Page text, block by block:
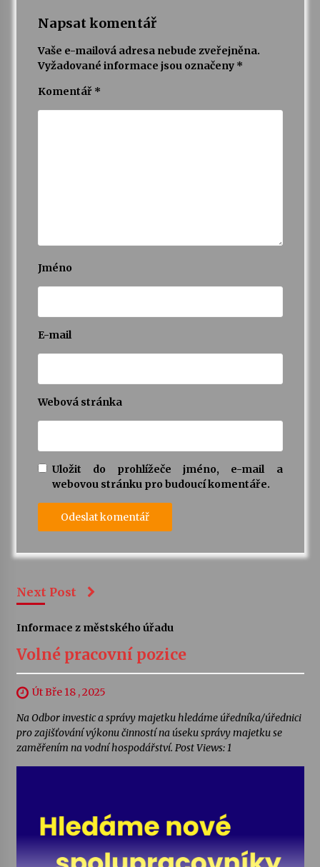
Napsat komentář
Vaše e-mailová adresa nebude zveřejněna.
Vyžadované informace jsou označeny *
Komentář *
Jméno
E-mail
Webová stránka
Uložit do prohlížeče jméno, e-mail a
webovou stránku pro budoucí komentáře.
Next Post
Informace z městského úřadu
Volné pracovní pozice
Út Bře 18 , 2025
Na Odbor investic a správy majetku hledáme úředníka/úřednici
pro zajišťování výkonu činností na úseku správy majetku se
zaměřením na vodní hospodářství. Post Views: 1